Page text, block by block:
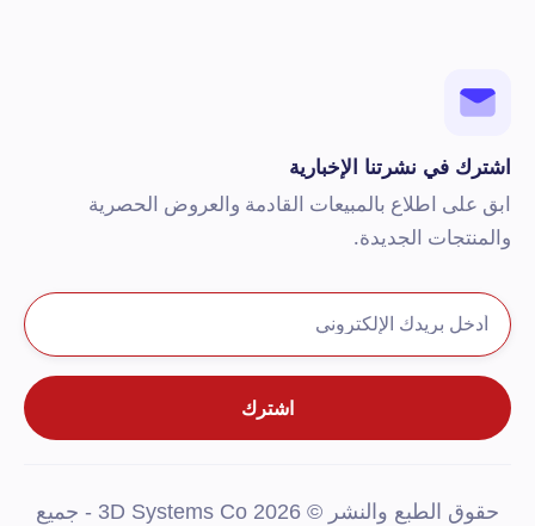
في نشرتنا الإخبارية
على اطلاع بالمبيعات القادمة والعروض الحصرية
الجديدة.
حقوق الطبع والنشر © 2026 3D Systems Co - جميع